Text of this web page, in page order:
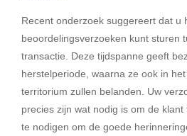
Recent onderzoek suggereert dat u
beoordelingsverzoeken kunt sturen
transactie. Deze tijdspanne geeft
herstelperiode, waarna ze ook in
territorium zullen belanden. Uw
precies zijn wat nodig is om de
te nodigen om de goede